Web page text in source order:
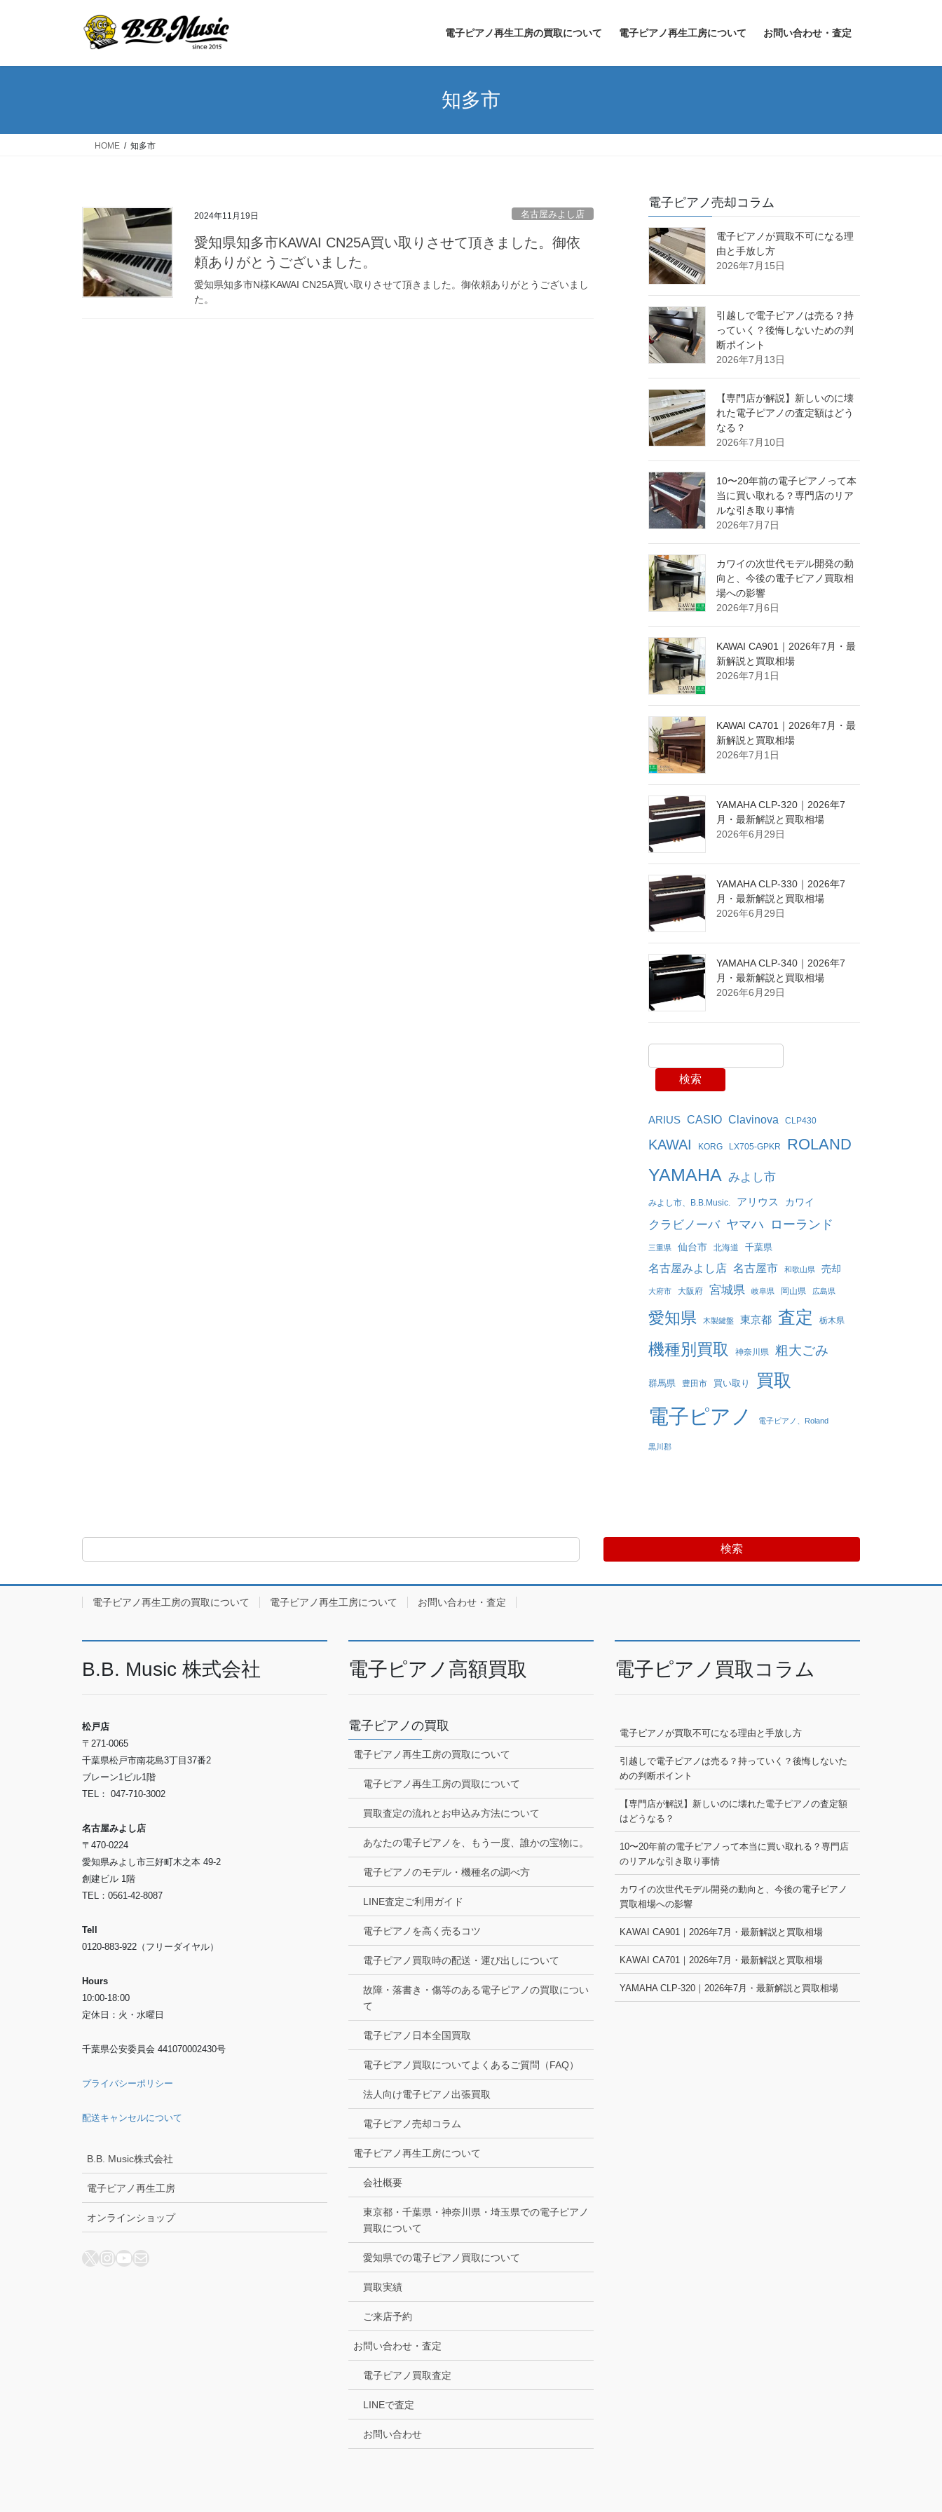
電子ピアノ再生工房の買取について 電子ピアノ再生工房について お問い合わせ・査定
知多市
HOME 知多市
2024年11月19日 名古屋みよし店
愛知県知多市KAWAI CN25A買い取りさせて頂きました。御依
頼ありがとうございました。
愛知県知多市N様KAWAI CN25A買い取りさせて頂きました。御依頼ありがとうございまし
た。
電子ピアノ売却コラム
電子ピアノが買取不可になる理
由と手放し方
2026年7月15日
引越しで電子ピアノは売る？持
っていく？後悔しないための判
断ポイント
2026年7月13日
【専門店が解説】新しいのに壊
れた電子ピアノの査定額はどう
なる？
2026年7月10日
10〜20年前の電子ピアノって本
当に買い取れる？専門店のリア
ルな引き取り事情
2026年7月7日
カワイの次世代モデル開発の動
向と、今後の電子ピアノ買取相
場への影響
2026年7月6日
KAWAI CA901｜2026年7月・最
新解説と買取相場
2026年7月1日
KAWAI CA701｜2026年7月・最
新解説と買取相場
2026年7月1日
YAMAHA CLP-320｜2026年7
月・最新解説と買取相場
2026年6月29日
YAMAHA CLP-330｜2026年7
月・最新解説と買取相場
2026年6月29日
YAMAHA CLP-340｜2026年7
月・最新解説と買取相場
2026年6月29日
検索
ARIUS CASIO Clavinova CLP430
KAWAI KORG LX705-GPKR ROLAND
YAMAHA みよし市
みよし市、B.B.Music. アリウス カワイ
クラビノーバ ヤマハ ローランド
三重県 仙台市 北海道 千葉県
名古屋みよし店 名古屋市 和歌山県 売却
大府市 大阪府 宮城県 岐阜県 岡山県 広島県
愛知県 木製鍵盤 東京都 査定 栃木県
機種別買取 神奈川県 粗大ごみ
群馬県 豊田市 買い取り 買取
電子ピアノ 電子ピアノ、Roland
黒川郡
検索
電子ピアノ再生工房の買取について 電子ピアノ再生工房について お問い合わせ・査定
B.B. Music 株式会社
松戸店
〒271-0065
千葉県松戸市南花島3丁目37番2
ブレーン1ビル1階
TEL： 047-710-3002
名古屋みよし店
〒470-0224
愛知県みよし市三好町木之本 49-2
創建ビル 1階
TEL：0561-42-8087
Tell
0120-883-922（フリーダイヤル）
Hours
10:00-18:00
定休日：火・水曜日
千葉県公安委員会 441070002430号
プライバシーポリシー
配送キャンセルについて
B.B. Music株式会社
電子ピアノ再生工房
オンラインショップ
X Instagram
YouTube
メール
電子ピアノ高額買取
電子ピアノの買取
電子ピアノ再生工房の買取について
電子ピアノ再生工房の買取について
買取査定の流れとお申込み方法について
あなたの電子ピアノを、もう一度、誰かの宝物に。
電子ピアノのモデル・機種名の調べ方
LINE査定ご利用ガイド
電子ピアノを高く売るコツ
電子ピアノ買取時の配送・運び出しについて
故障・落書き・傷等のある電子ピアノの買取につい
て
電子ピアノ日本全国買取
電子ピアノ買取についてよくあるご質問（FAQ）
法人向け電子ピアノ出張買取
電子ピアノ売却コラム
電子ピアノ再生工房について
会社概要
東京都・千葉県・神奈川県・埼玉県での電子ピアノ
買取について
愛知県での電子ピアノ買取について
買取実績
ご来店予約
お問い合わせ・査定
電子ピアノ買取査定
LINEで査定
お問い合わせ
電子ピアノ買取コラム
電子ピアノが買取不可になる理由と手放し方
引越しで電子ピアノは売る？持っていく？後悔しないた
めの判断ポイント
【専門店が解説】新しいのに壊れた電子ピアノの査定額
はどうなる？
10〜20年前の電子ピアノって本当に買い取れる？専門店
のリアルな引き取り事情
カワイの次世代モデル開発の動向と、今後の電子ピアノ
買取相場への影響
KAWAI CA901｜2026年7月・最新解説と買取相場
KAWAI CA701｜2026年7月・最新解説と買取相場
YAMAHA CLP-320｜2026年7月・最新解説と買取相場